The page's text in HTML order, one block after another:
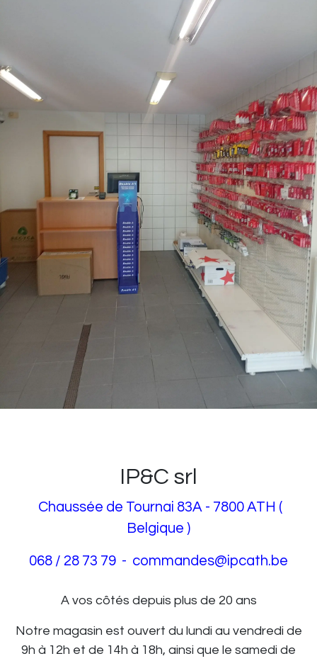
IP&C srl
Chaussée de Tournai 83A - 7800 ATH (
Belgique )
068 / 28 73 79 - commandes@ipcath.be
A vos côtés depuis plus de 20 ans
Notre magasin est ouvert du lundi au vendredi de
9h à 12h et de 14h à 18h, ainsi que le samedi de